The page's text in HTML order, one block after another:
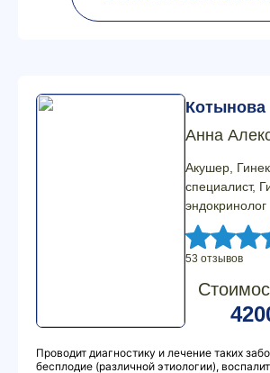
Котынова
Анна
Акушер,
специалист,
эндокринолог
53 отзывов
Проводит диагностику и лечение таких
бесплодие (различной этиологии),